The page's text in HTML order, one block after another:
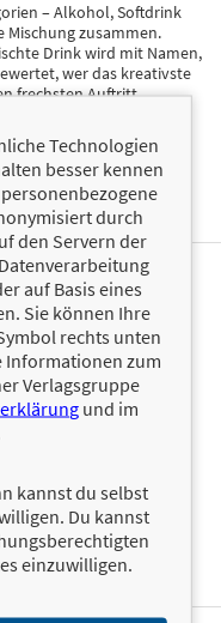
– Alkohol, Softdrink
zusammen.
Drink wird mit Namen,
wer das kreativste
frechsten Auftritt
und
wer wirklich der Master
»Barkeeper-Paar« aus
Schuss Humor
auf TikTok und
und einen
leben in der Nähe von
am Ausprobieren,
Esprit.
Technologien
besser kennen
durch
den Servern der
auf Basis eines
Sie können Ihre
rechts unten
Informationen zum
Verlagsgruppe
und im
kannst du selbst
Du kannst
einzuwilligen.